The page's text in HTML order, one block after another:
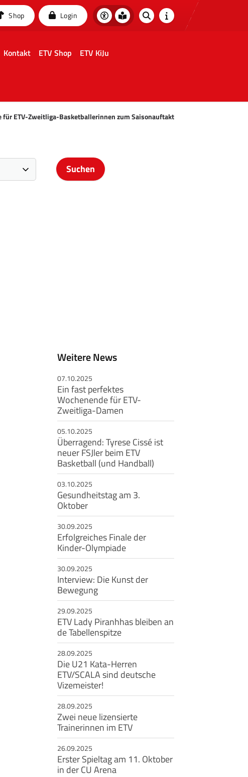
Shop Login
Kontakt ETV Shop ETV KiJu
ETV-Zweitliga-Basketballerinnen zum Saisonauftakt
Weitere News
07.10.2025
Ein fast perfektes
Wochenende für ETV-
Zweitliga-Damen
05.10.2025
Überragend: Tyrese Cissé ist
neuer FSJler beim ETV
Basketball (und Handball)​
03.10.2025
Gesundheitstag am 3.
Oktober
30.09.2025
Erfolgreiches Finale der
Kinder-Olympiade
30.09.2025
Interview: Die Kunst der
Bewegung
29.09.2025
ETV Lady Piranhhas bleiben an
de Tabellenspitze
28.09.2025
Die U21 Kata-Herren
ETV/SCALA sind deutsche
Vizemeister!
28.09.2025
Zwei neue lizensierte
Trainerinnen im ETV
26.09.2025
Erster Spieltag am 11. Oktober
in der CU Arena
Geschäftsstelle
Eimsbütteler Turnverband e. V.
Bundesstr. 96
20144 Hamburg
+49 40 4017690
info@etv-hamburg.de